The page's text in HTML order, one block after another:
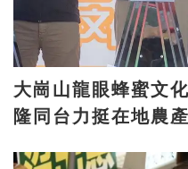
大崗山龍眼蜂蜜文
隆同台力挺在地農產